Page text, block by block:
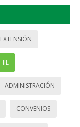
EXTENSIÓN
IIE
ADMINISTRACIÓN
CONVENIOS